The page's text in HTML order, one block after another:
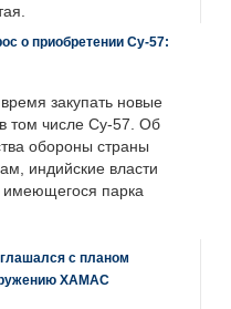
о приобретении Су-57:
закупать новые
том числе Су-57. Об
обороны страны
индийские власти
имеющегося парка
с планом
ХАМАС